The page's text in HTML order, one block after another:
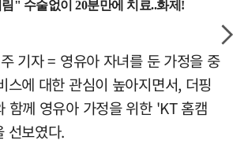
기자 = 영유아 자녀를 둔 가정을 중
스에 대한 관심이 높아지면서, 더핑
함께 영유아 가정을 위한 'KT 홈캠
선보였다.